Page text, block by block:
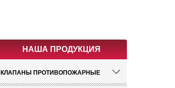
НАША ПРОДУКЦИЯ
КЛАПАНЫ ПРОТИВОПОЖАРНЫЕ